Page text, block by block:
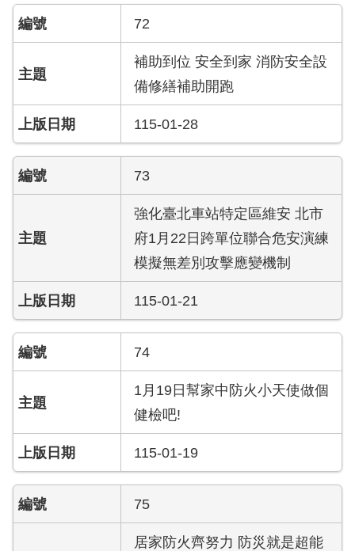
件
火
災
搶
救
困
地
區、
消
通
道
關
資
料
跑
馬
燈
員
工
專
區
72
補助到位 安全到家 消防安全設
備修繕補助開跑
115-01-28
73
強化臺北車站特定區維安 北市
府1月22日跨單位聯合危安演練
模擬無差別攻擊應變機制
115-01-21
74
1月19日幫家中防火小天使做個
健檢吧!
115-01-19
75
居家防火齊努力 防災就是超能